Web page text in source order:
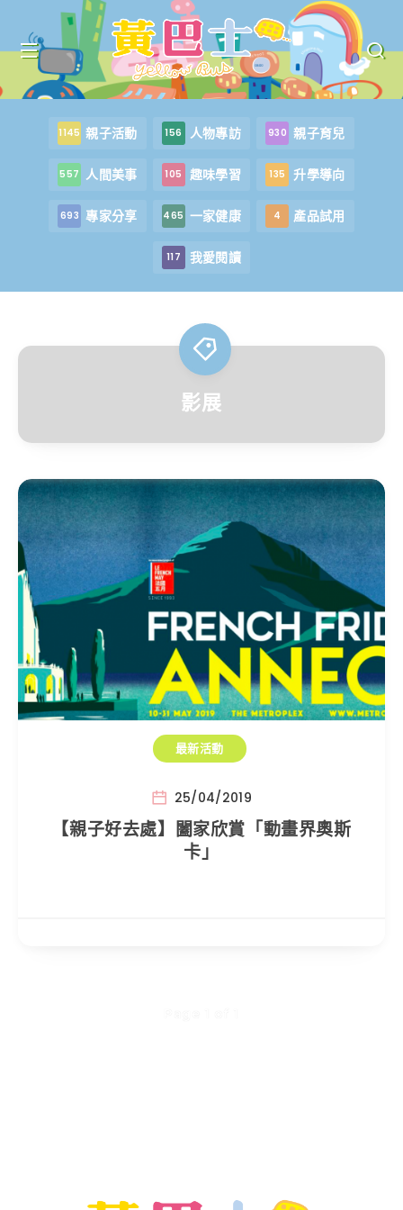
1145 親子活動 156 人物專訪 930 親子育兒
557 人間美事 105 趣味學習 135 升學導向
693 專家分享 465 一家健康 4 產品試用
117 我愛閱讀
影展
最新活動
25/04/2019
【親子好去處】闔家欣賞「動畫界奧斯
卡」